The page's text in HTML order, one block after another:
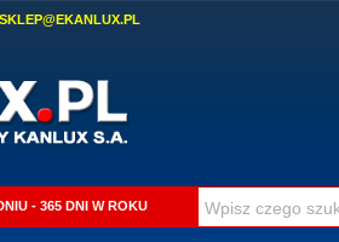
SKLEP@EKANLUX.PL
- 365 DNI W ROKU